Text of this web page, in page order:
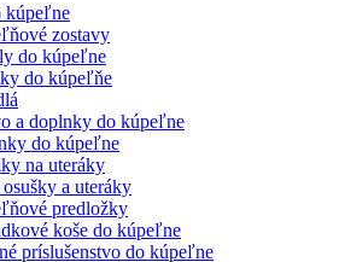
kúpeľne
zostavy
do kúpeľne
do kúpeľňe
a doplnky do kúpeľne
do kúpeľne
na uteráky
a uteráky
predložky
koše do kúpeľne
príslušenstvo do kúpeľne